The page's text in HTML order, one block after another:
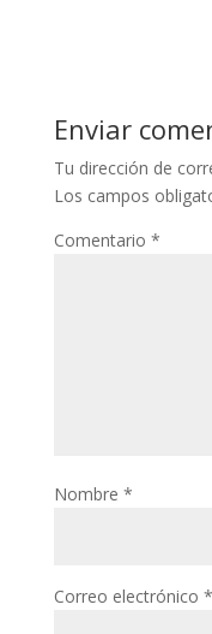
Enviar
Tu dirección de
Los campos
Comentario *
Nombre *
Correo electrónico *